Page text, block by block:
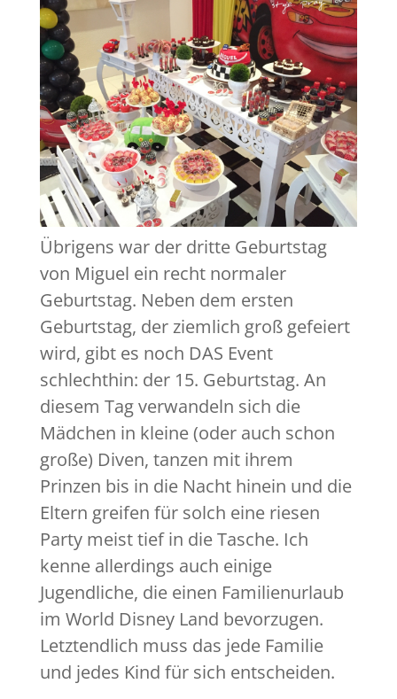
Übrigens war der dritte Geburtstag
von Miguel ein recht normaler
Geburtstag. Neben dem ersten
Geburtstag, der ziemlich groß gefeiert
wird, gibt es noch DAS Event
schlechthin: der 15. Geburtstag. An
diesem Tag verwandeln sich die
Mädchen in kleine (oder auch schon
große) Diven, tanzen mit ihrem
Prinzen bis in die Nacht hinein und die
Eltern greifen für solch eine riesen
Party meist tief in die Tasche. Ich
kenne allerdings auch einige
Jugendliche, die einen Familienurlaub
im World Disney Land bevorzugen.
Letztendlich muss das jede Familie
und jedes Kind für sich entscheiden.